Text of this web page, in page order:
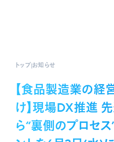
トップお知らせ
【食品製造業の経
け】現場DX推進
ら“裏側のプロセ